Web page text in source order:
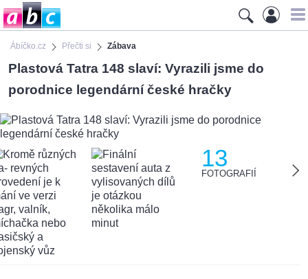
Ábíčko.cz Přečti si Zábava
Plastová Tatra 148 slaví: Vyrazili jsme do
porodnice legendární české hračky
13
FOTOGRAFIÍ